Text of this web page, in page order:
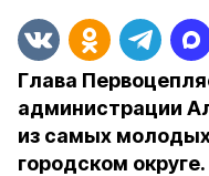
Глава
администрации
из самых
городском